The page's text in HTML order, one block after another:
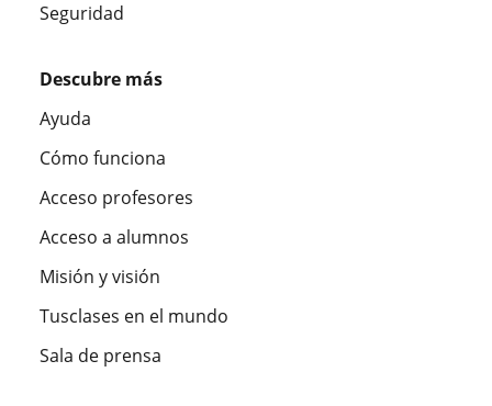
Seguridad
Descubre más
Ayuda
Cómo funciona
Acceso profesores
Acceso a alumnos
Misión y visión
Tusclases en el mundo
Sala de prensa